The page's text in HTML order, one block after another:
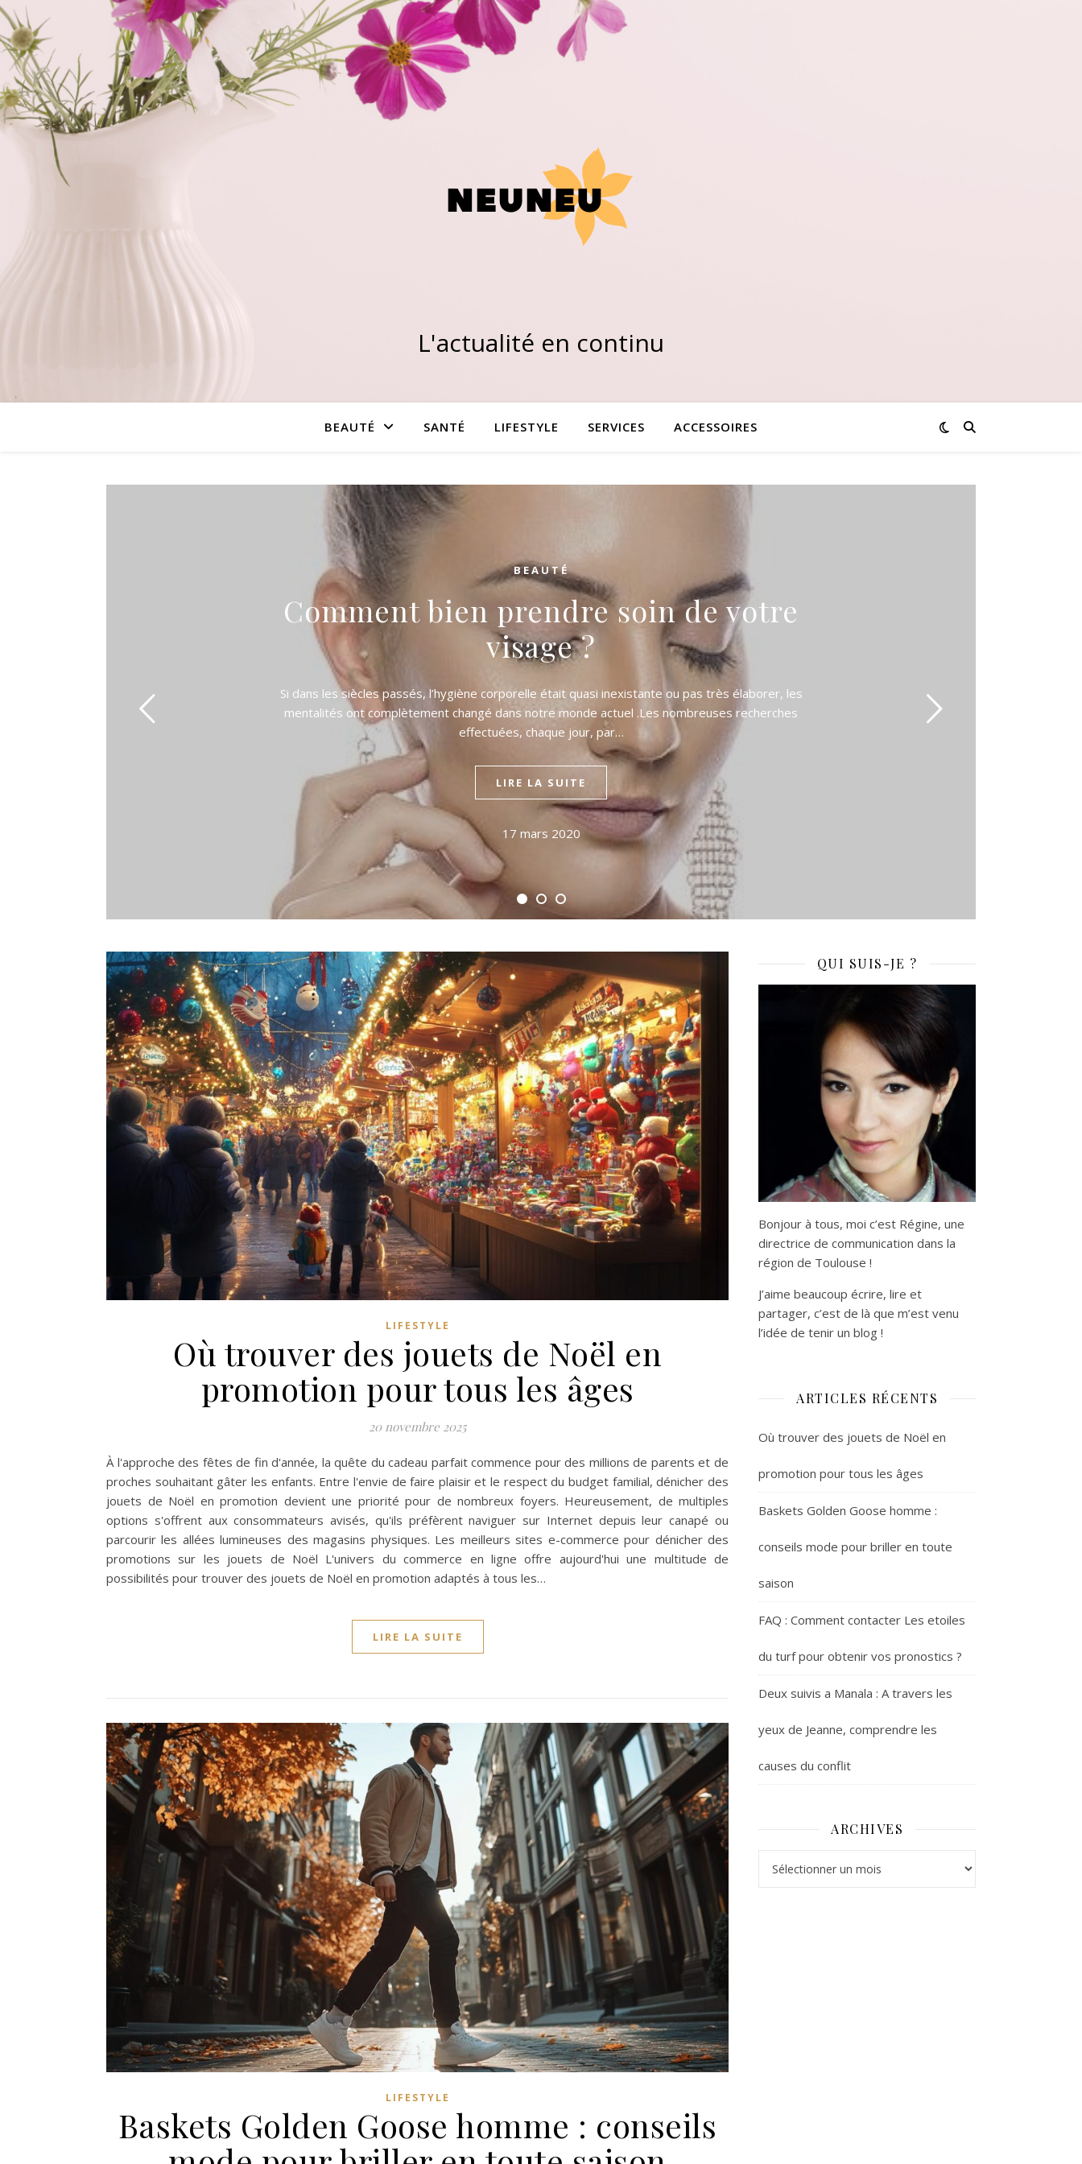
L'actualité en continu
BEAUTÉ SANTÉ LIFESTYLE SERVICES ACCESSOIRES
BEAUTÉ
Comment bien prendre soin de votre
visage ?
Si dans les siècles passés, l’hygiène corporelle était quasi inexistante ou pas très élaborer, les
mentalités ont complètement changé dans notre monde actuel .Les nombreuses recherches
effectuées, chaque jour, par…
LIRE LA SUITE
17 mars 2020
LIFESTYLE
Où trouver des jouets de Noël en
promotion pour tous les âges
20 novembre 2025
À l'approche des fêtes de fin d'année, la quête du cadeau parfait commence pour des millions de parents et de
proches souhaitant gâter les enfants. Entre l'envie de faire plaisir et le respect du budget familial, dénicher des
jouets de Noël en promotion devient une priorité pour de nombreux foyers. Heureusement, de multiples
options s'offrent aux consommateurs avisés, qu'ils préfèrent naviguer sur Internet depuis leur canapé ou
parcourir les allées lumineuses des magasins physiques. Les meilleurs sites e-commerce pour dénicher des
promotions sur les jouets de Noël L'univers du commerce en ligne offre aujourd'hui une multitude de
possibilités pour trouver des jouets de Noël en promotion adaptés à tous les…
LIRE LA SUITE
LIFESTYLE
Baskets Golden Goose homme : conseils
QUI SUIS-JE ?
Bonjour à tous, moi c’est Régine, une
directrice de communication dans la
région de Toulouse !
J’aime beaucoup écrire, lire et
partager, c’est de là que m’est venu
l’idée de tenir un blog !
ARTICLES RÉCENTS
Où trouver des jouets de Noël en
promotion pour tous les âges
Baskets Golden Goose homme :
conseils mode pour briller en toute
saison
FAQ : Comment contacter Les etoiles
du turf pour obtenir vos pronostics ?
Deux suivis a Manala : A travers les
yeux de Jeanne, comprendre les
causes du conflit
ARCHIVES